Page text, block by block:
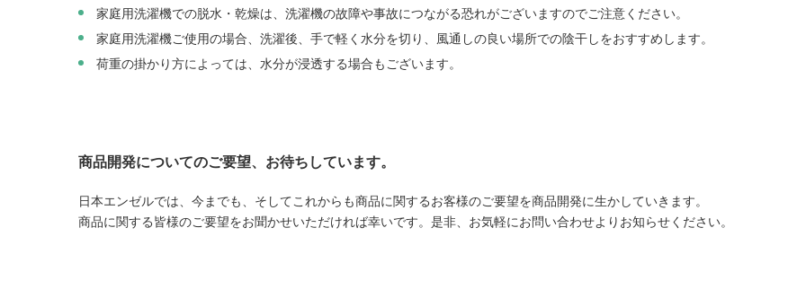
家庭用洗濯機での脱水・乾燥は、洗濯機の故障や事故につながる恐れがございますのでご注意ください。
家庭用洗濯機ご使用の場合、洗濯後、手で軽く水分を切り、風通しの良い場所での陰干しをおすすめします。
荷重の掛かり方によっては、水分が浸透する場合もございます。
商品開発についてのご要望、お待ちしています。
日本エンゼルでは、今までも、そしてこれからも商品に関するお客様のご要望を商品開発に生かしていきます。
商品に関する皆様のご要望をお聞かせいただければ幸いです。是非、お気軽にお問い合わせよりお知らせください。